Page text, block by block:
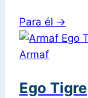
Para él →
Armaf
Ego Tigre